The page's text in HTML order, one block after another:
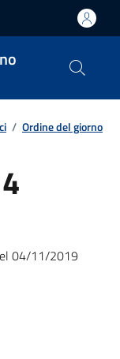
/ Ordine del giorno
04/11/2019